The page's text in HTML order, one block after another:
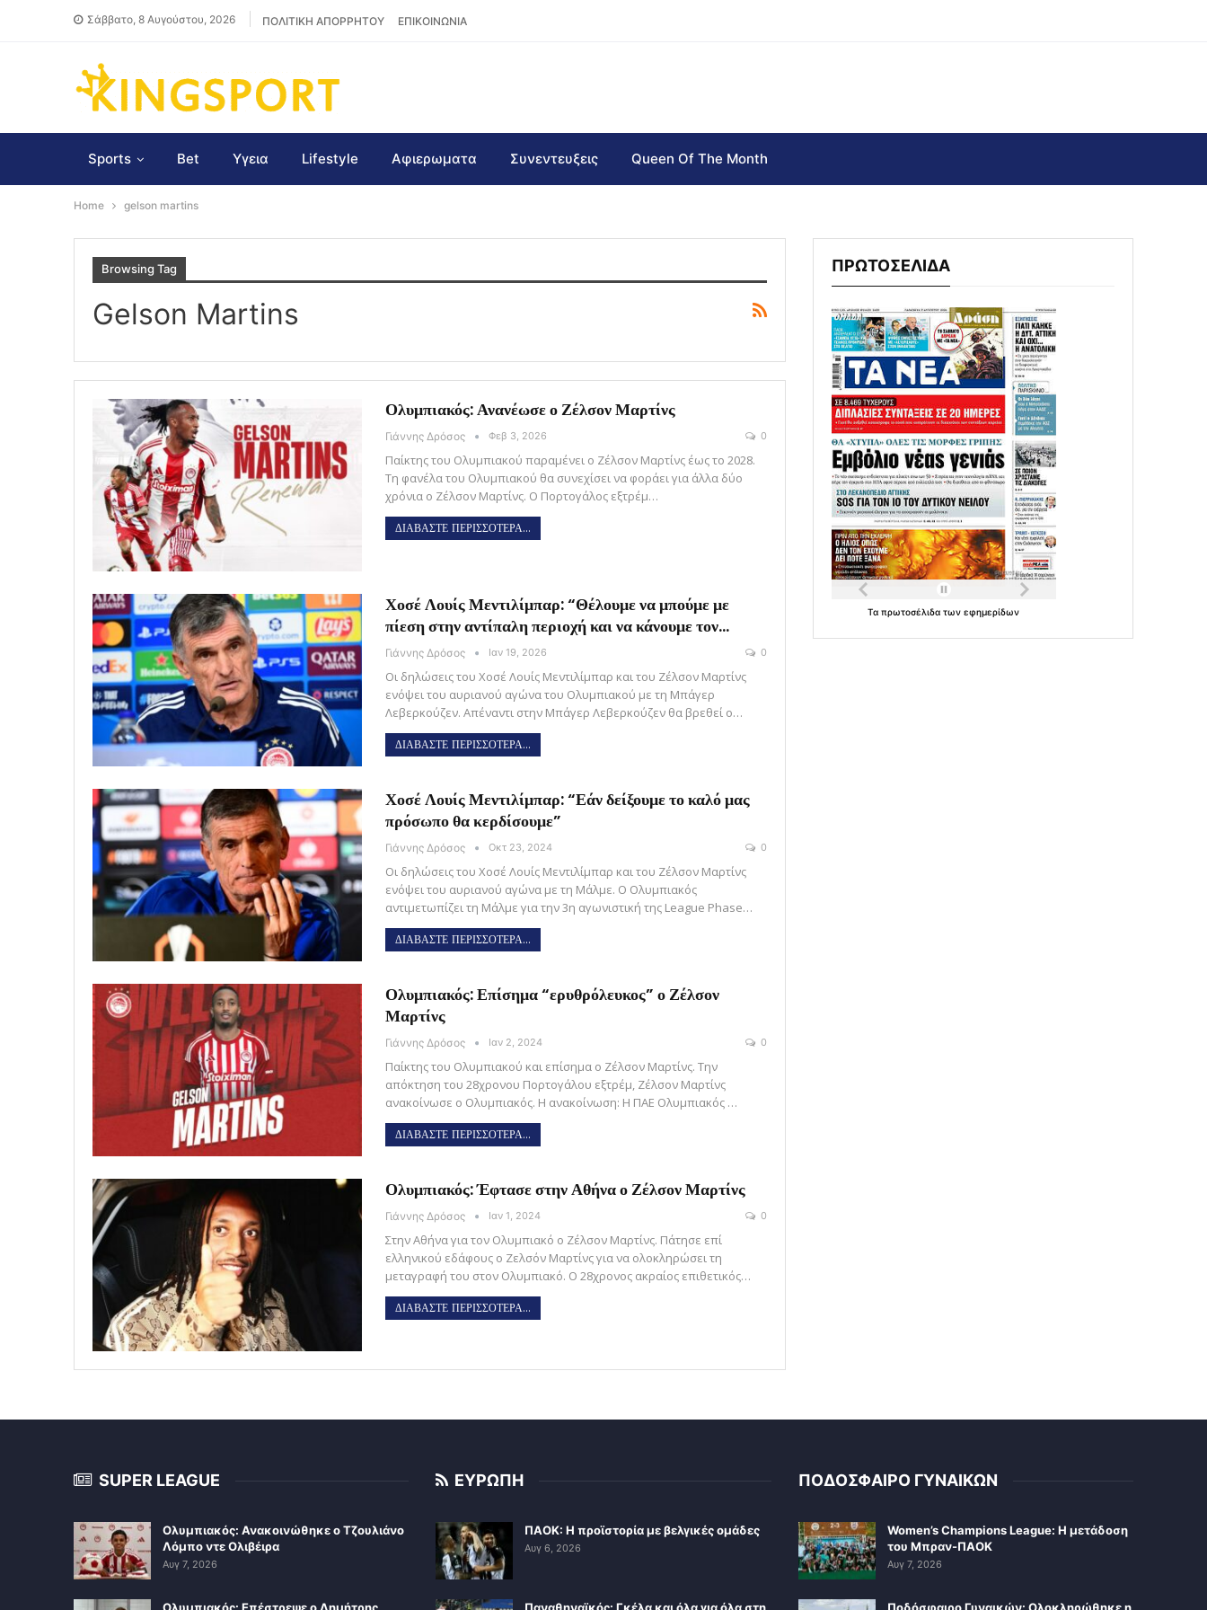
Σάββατο, 8 Αυγούστου, 2026 ΠΟΛΙΤΙΚΗ ΑΠΟΡΡΗΤΟΥ ΕΠΙΚΟΙΝΩΝΙΑ
Sports Bet Υγεια Lifestyle Αφιερωματα Συνεντευξεις Queen Of The Month
Home gelson martins
Browsing Tag
Gelson Martins
Ολυμπιακός: Ανανέωσε ο Ζέλσον Μαρτίνς
Γιάννης Δρόσος Φεβ 3, 2026 0
Παίκτης του Ολυμπιακού παραμένει ο Ζέλσον Μαρτίνς έως το 2028.
Τη φανέλα του Ολυμπιακού θα συνεχίσει να φοράει για άλλα δύο
χρόνια ο Ζέλσον Μαρτίνς. Ο Πορτογάλος εξτρέμ…
ΔΙΑΒΑΣΤΕ ΠΕΡΙΣΣΟΤΕΡΑ...
Χοσέ Λουίς Μεντιλίμπαρ: “Θέλουμε να μπούμε με
πίεση στην αντίπαλη περιοχή και να κάνουμε τον…
Γιάννης Δρόσος Ιαν 19, 2026 0
Οι δηλώσεις του Χοσέ Λουίς Μεντιλίμπαρ και του Ζέλσον Μαρτίνς
ενόψει του αυριανού αγώνα του Ολυμπιακού με τη Μπάγερ
Λεβερκούζεν. Απέναντι στην Μπάγερ Λεβερκούζεν θα βρεθεί ο…
ΔΙΑΒΑΣΤΕ ΠΕΡΙΣΣΟΤΕΡΑ...
Χοσέ Λουίς Μεντιλίμπαρ: “Εάν δείξουμε το καλό μας
πρόσωπο θα κερδίσουμε”
Γιάννης Δρόσος Οκτ 23, 2024 0
Οι δηλώσεις του Χοσέ Λουίς Μεντιλίμπαρ και του Ζέλσον Μαρτίνς
ενόψει του αυριανού αγώνα με τη Μάλμε. Ο Ολυμπιακός
αντιμετωπίζει τη Μάλμε για την 3η αγωνιστική της League Phase…
ΔΙΑΒΑΣΤΕ ΠΕΡΙΣΣΟΤΕΡΑ...
Ολυμπιακός: Επίσημα “ερυθρόλευκος” ο Ζέλσον
Μαρτίνς
Γιάννης Δρόσος Ιαν 2, 2024 0
Παίκτης του Ολυμπιακού και επίσημα ο Ζέλσον Μαρτίνς. Την
απόκτηση του 28χρονου Πορτογάλου εξτρέμ, Ζέλσον Μαρτίνς
ανακοίνωσε ο Ολυμπιακός. Η ανακοίνωση: Η ΠΑΕ Ολυμπιακός …
ΔΙΑΒΑΣΤΕ ΠΕΡΙΣΣΟΤΕΡΑ...
Ολυμπιακός: Έφτασε στην Αθήνα ο Ζέλσον Μαρτίνς
Γιάννης Δρόσος Ιαν 1, 2024 0
Στην Αθήνα για τον Ολυμπιακό ο Ζέλσον Μαρτίνς. Πάτησε επί
ελληνικού εδάφους ο Ζελσόν Μαρτίνς για να ολοκληρώσει τη
μεταγραφή του στον Ολυμπιακό. Ο 28χρονος ακραίος επιθετικός…
ΔΙΑΒΑΣΤΕ ΠΕΡΙΣΣΟΤΕΡΑ...
ΠΡΩΤΟΣΕΛΙΔΑ
Ταπρωτοσέλιδατωνεφημερίδων
SUPER LEAGUE
Ολυμπιακός: Ανακοινώθηκε ο Τζουλιάνο
Λόμπο ντε Ολιβέιρα
Αυγ 7, 2026
Ολυμπιακός: Επέστρεψε ο Δημήτρης
ΕΥΡΩΠΗ
ΠΑΟΚ: Η προϊστορία με βελγικές ομάδες
Αυγ 6, 2026
Παναθηναϊκός: Γκέλα και όλα για όλα στη
ΠΟΔΟΣΦΑΙΡΟ ΓΥΝΑΙΚΩΝ
Women’s Champions League: Η μετάδοση
του Μπραν-ΠΑΟΚ
Αυγ 7, 2026
Ποδόσφαιρο Γυναικών: Ολοκληρώθηκε η